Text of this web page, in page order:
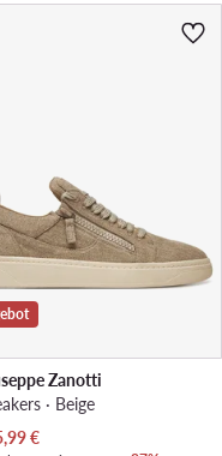
Zanotti
· Beige
Preis
€